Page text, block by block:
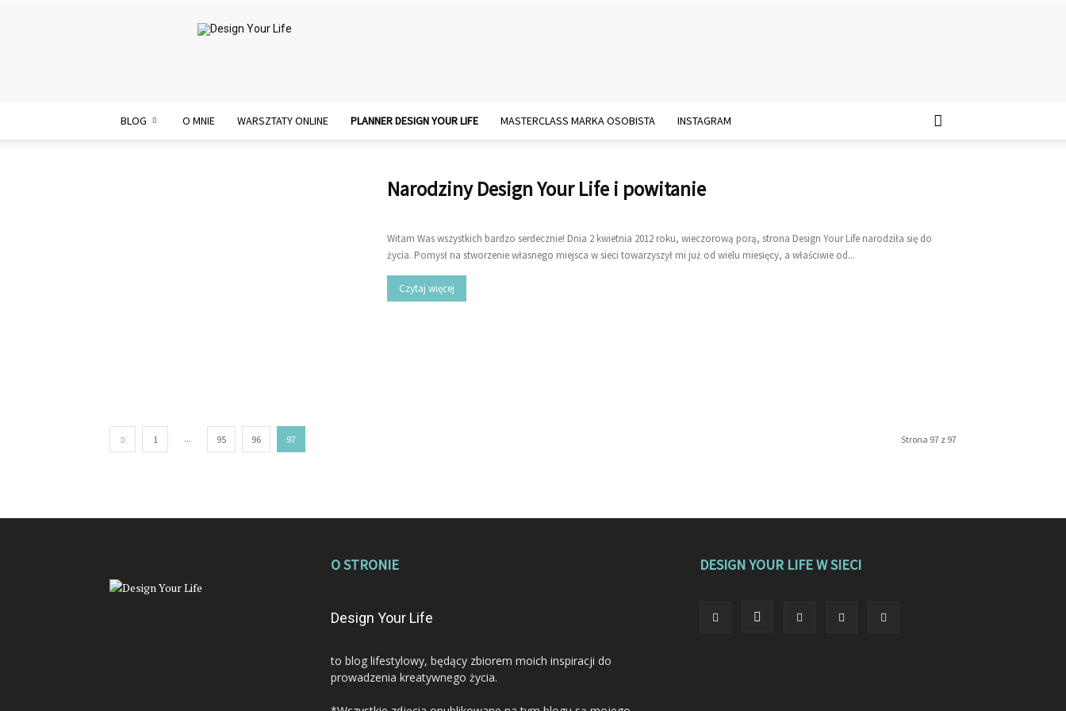
BLOG O MNIE WARSZTATY ONLINE PLANNER DESIGN YOUR LIFE MASTERCLASS MARKA OSOBISTA INSTAGRAM
Narodziny Design Your Life i powitanie
Witam Was wszystkich bardzo serdecznie! Dnia 2 kwietnia 2012 roku, wieczorową porą, strona Design Your Life narodziła się do
życia. Pomysł na stworzenie własnego miejsca w sieci towarzyszył mi już od wielu miesięcy, a właściwie od...
Czytaj więcej
1 ... 95 96 97 Strona 97 z 97
O STRONIE
Design Your Life
to blog lifestylowy, będący zbiorem moich inspiracji do
prowadzenia kreatywnego życia.
DESIGN YOUR LIFE W SIECI